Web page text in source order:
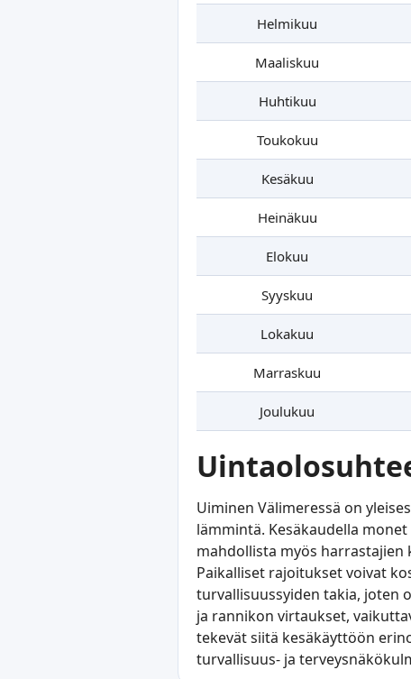
Helmikuu
Maaliskuu
Huhtikuu
Toukokuu
Kesäkuu
Heinäkuu
Elokuu
Syyskuu
Lokakuu
Marraskuu
Joulukuu
Uiminen Välimeressä on
lämmintä. Kesäkaudella
mahdollista myös harrastajien
Paikalliset rajoitukset voivat
turvallisuussyiden takia, joten
ja rannikon virtaukset,
tekevät siitä kesäkäyttöön
turvallisuus- ja